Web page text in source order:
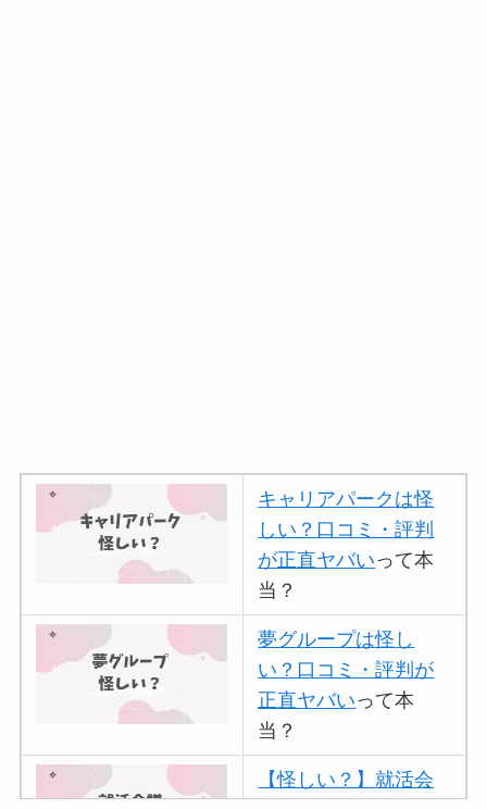
キャリアパークは怪
しい？口コミ・評判
が正直ヤバいって本
当？
夢グループは怪し
い？口コミ・評判が
正直ヤバいって本
当？
【怪しい？】就活会